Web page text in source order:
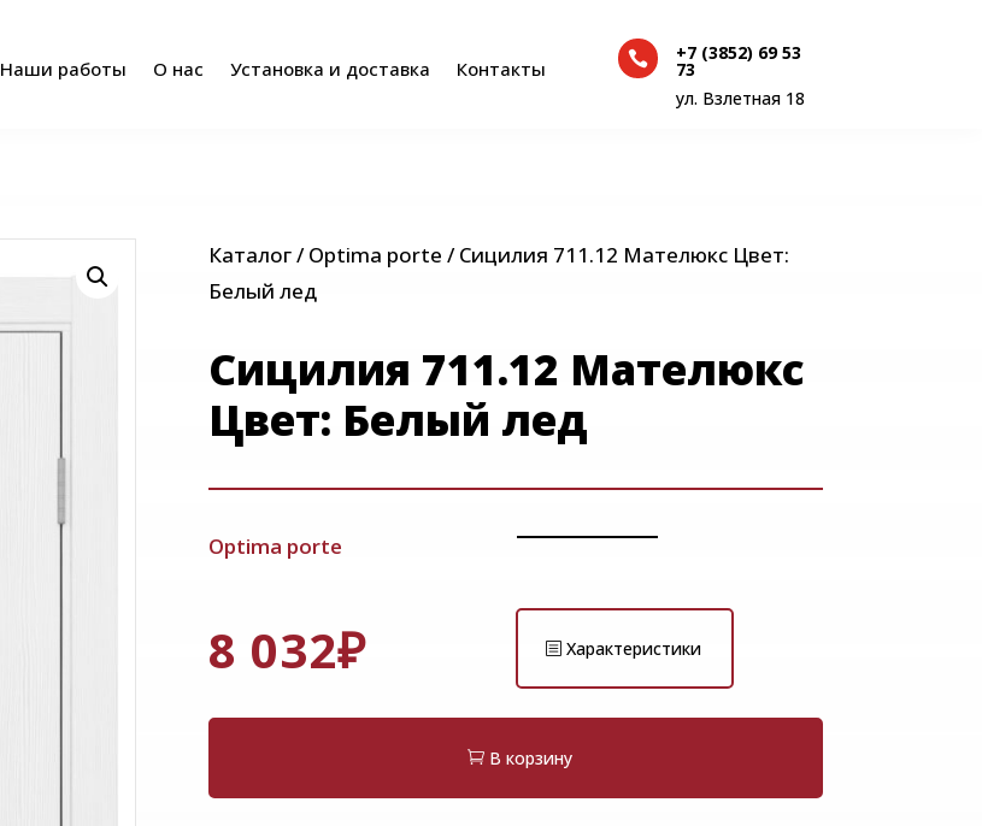
Наши работы О нас Установка и доставка Контакты  +7 (3852) 69 53
73
ул. Взлетная 18
Наши работы 
73
Каталог/Optima porte / Сицилия 711.12 Мателюкс Цвет:
Белый лед
Сицилия 711.12 Мателюкс
Цвет: Белый лед
Optima porte
8 032₽ Характеристики
В корзину